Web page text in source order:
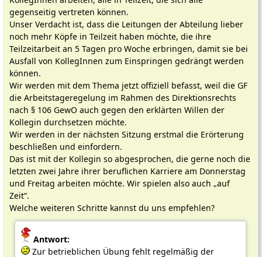
gegenseitig vertreten können.
Unser Verdacht ist, dass die Leitungen der Abteilung lieber
noch mehr Köpfe in Teilzeit haben möchte, die ihre
Teilzeitarbeit an 5 Tagen pro Woche erbringen, damit sie bei
Ausfall von KollegInnen zum Einspringen gedrängt werden
können.
Wir werden mit dem Thema jetzt offiziell befasst, weil die GF
die Arbeitstageregelung im Rahmen des Direktionsrechts
nach § 106 GewO auch gegen den erklärten Willen der
Kollegin durchsetzen möchte.
Wir werden in der nächsten Sitzung erstmal die Erörterung
beschließen und einfordern.
Das ist mit der Kollegin so abgesprochen, die gerne noch die
letzten zwei Jahre ihrer beruflichen Karriere am Donnerstag
und Freitag arbeiten möchte. Wir spielen also auch „auf
Zeit“.
Welche weiteren Schritte kannst du uns empfehlen?
Antwort:
Zur betrieblichen Übung fehlt regelmäßig der